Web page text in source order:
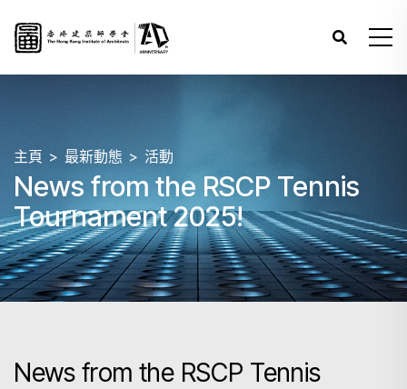
主頁 最新動態 活動
News from the RSCP Tennis
Tournament 2025!
News from the RSCP Tennis